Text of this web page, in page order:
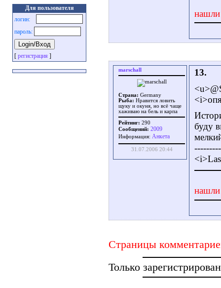
Для пользователя
логин:
пароль:
[ регистрация ]
нашли
marschall
Страна: Germany
Рыба: Нравится ловить
щуку и окуня, но всё чаще
хаживаю на бель и карпа
Рейтинг: 290
Сообщений: 2009
Информация: Aнкета
31.07.2006 20:44
13.
буду
нашли
Страницы
Только